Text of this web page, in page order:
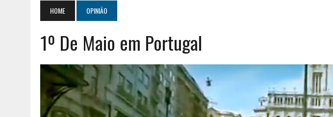
PUBLICADO POR DECRETO-LEI NOVO ENQUADRAMENTO INSTITUCIONAL DA SUPERVISÃO
JULHO 30, 2026 | CASES DIVULGA ÚLTIMOS NÚMEROS DA DIGITALIZAÇÃO DAS COOPERATIVAS CREDENCIADAS
AGOSTO 8, 2026
EXPROPRIAÇÕES MUNICIPAIS: GRANDES PODERES EXIGEM GRANDES RESPONSABILIDADES
HOME OPINIÃO
1º De Maio em Portugal